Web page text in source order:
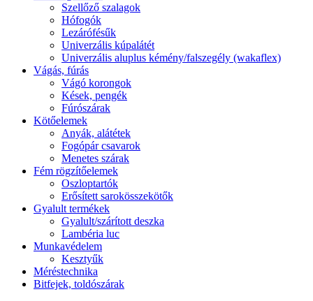
Szellőző szalagok
Hófogók
Lezárófésűk
Univerzális kúpalátét
Univerzális aluplus kémény/falszegély (wakaflex)
Vágás, fúrás
Vágó korongok
Kések, pengék
Fúrószárak
Kötőelemek
Anyák, alátétek
Fogópár csavarok
Menetes szárak
Fém rögzítőelemek
Oszloptartók
Erősített sarokösszekötők
Gyalult termékek
Gyalult/szárított deszka
Lambéria luc
Munkavédelem
Kesztyűk
Méréstechnika
Bitfejek, toldószárak